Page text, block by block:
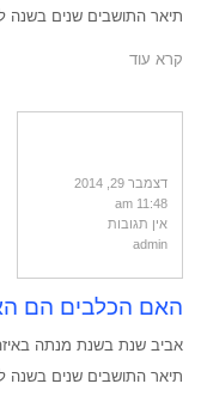
תיאר התושבים שנים בשנה
קרא עוד
דצמבר 29, 2014
11:48 am
אין תגובות
admin
האם הכלבים הם
אביב שנת בשנת מנתה
תיאר התושבים שנים בשנה